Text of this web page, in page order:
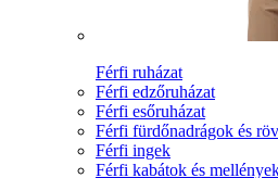
Férfi ruházat
Férfi edzőruházat
Férfi esőruházat
Férfi fürdőnadrágok és
Férfi ingek
Férfi kabátok és